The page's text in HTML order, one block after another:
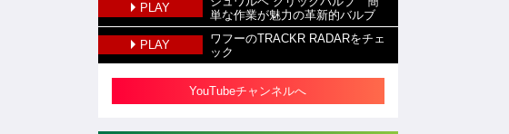
PLAY
単な作業が魅力の革新的バルブ
PLAY
ワフーのTRACKR RADARをチェ
ック
YouTubeチャンネルへ